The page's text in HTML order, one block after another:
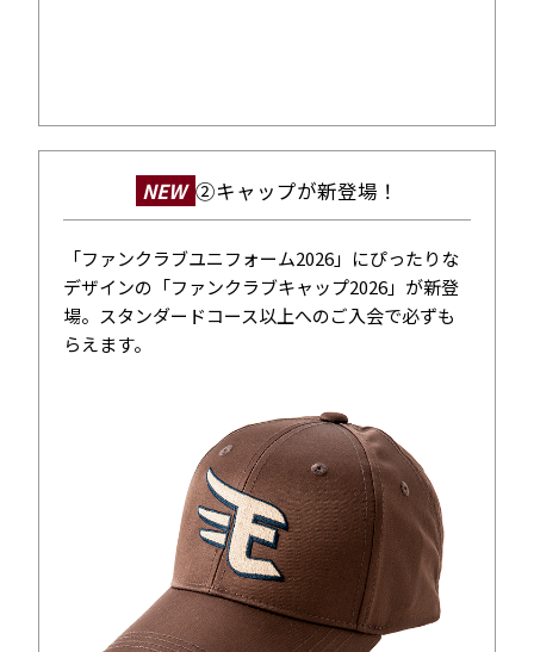
NEW ②キャップが新登場！
「ファンクラブユニフォーム2026」にぴったりな
デザインの「ファンクラブキャップ2026」が新登
場。スタンダードコース以上へのご入会で必ずも
らえます。